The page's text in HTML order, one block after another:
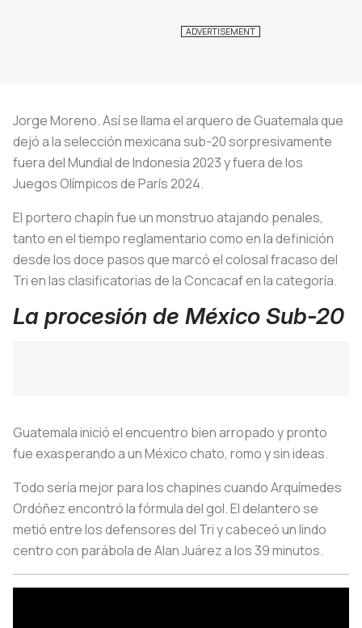
Jorge Moreno. Así se llama el arquero de Guatemala que
dejó a la selección mexicana sub-20 sorpresivamente
fuera del Mundial de Indonesia 2023 y fuera de los
Juegos Olímpicos de París 2024.
El portero chapín fue un monstruo atajando penales,
tanto en el tiempo reglamentario como en la definición
desde los doce pasos que marcó el colosal fracaso del
Tri en las clasificatorias de la Concacaf en la categoría.
La procesión de México Sub-20
Guatemala inició el encuentro bien arropado y pronto
fue exasperando a un México chato, romo y sin ideas.
Todo sería mejor para los chapines cuando Arquímedes
Ordóñez encontró la fórmula del gol. El delantero se
metió entre los defensores del Tri y cabeceó un lindo
centro con parábola de Alan Juárez a los 39 minutos.